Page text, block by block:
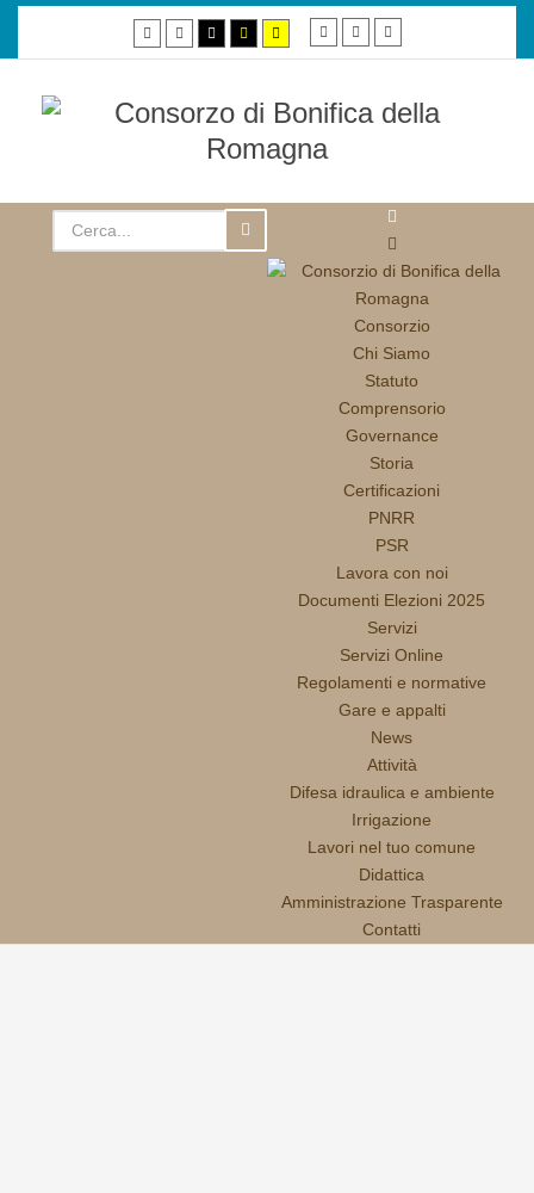
Default
mode
Night
mode
High
contrast
black/white
High
contrast
black/yellow
High
contrast
yellow/black
Smaller
font
Default
font
Larger
Consorzio
Chi Siamo
Statuto
Comprensorio
Governance
Storia
Certificazioni
PNRR
PSR
Lavora con noi
Documenti Elezioni 2025
Servizi
Servizi Online
Regolamenti e normative
Gare e appalti
News
Attività
Difesa idraulica e ambiente
Irrigazione
Lavori nel tuo comune
Didattica
Amministrazione Trasparente
Contatti